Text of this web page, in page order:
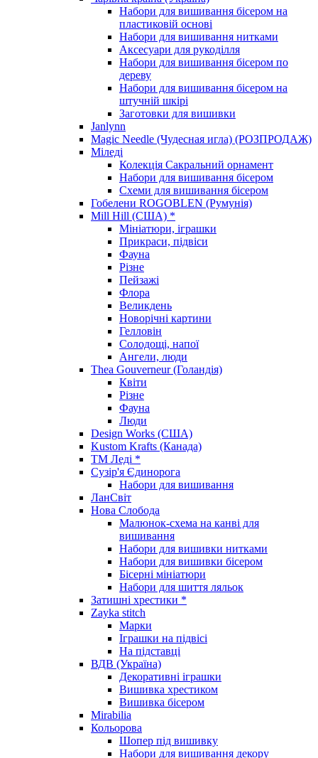
Набори для вишивання бісером на
пластиковій основі
Набори для вишивання нитками
Аксесуари для рукоділля
Набори для вишивання бісером по
дереву
Набори для вишивання бісером на
штучній шкірі
Заготовки для вишивки
Janlynn
Magic Needle (Чудесная игла) (РОЗПРОДАЖ)
Міледі
Колекція Сакральний орнамент
Набори для вишивання бісером
Схеми для вишивання бісером
Гобелени ROGOBLEN (Румунія)
Mill Hill (США) *
Мініатюри, іграшки
Прикраси, підвіси
Фауна
Різне
Пейзажі
Флора
Великдень
Новорічні картини
Гелловін
Солодощі, напої
Ангели, люди
Thea Gouverneur (Голандія)
Квіти
Різне
Фауна
Люди
Design Works (США)
Kustom Krafts (Канада)
ТМ Леді *
Сузір'я Єдинорога
Набори для вишивання
ЛанСвіт
Нова Слобода
Малюнок-схема на канві для
вишивання
Набори для вишивки нитками
Набори для вишивки бісером
Бісерні мініатюри
Набори для шиття ляльок
Затишні хрестики *
Zayka stitch
Марки
Іграшки на підвісі
На підставці
ВДВ (Україна)
Декоративні іграшки
Вишивка хрестиком
Вишивка бісером
Mirabilia
Кольорова
Шопер під вишивку
Набори для вишивання декору